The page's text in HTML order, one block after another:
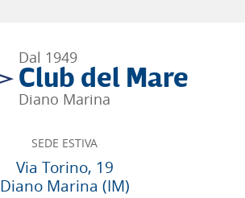
Dal 1949
Club del Mare
Diano Marina
SEDE ESTIVA
Via Torino, 19
Diano Marina (IM)